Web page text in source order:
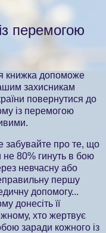
перемогою
книжка допоможе
захисникам
повернутися до
із перемогою
забувайте про те, що
не 80% гинуть в бою
невчасну або
першу
допомогу...
донесіть її
хто жертвує
заради кожного із